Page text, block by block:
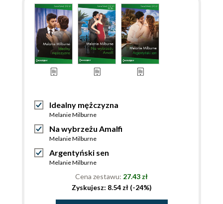
Idealny mężczyzna
Melanie Milburne
Na wybrzeżu Amalfi
Melanie Milburne
Argentyński sen
Melanie Milburne
Cena zestawu: 27.43 zł
Zyskujesz: 8.54 zł (-24%)